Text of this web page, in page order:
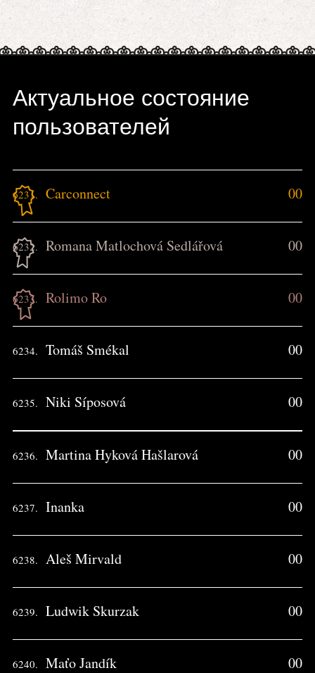
Актуальное состояние
пользователей
6231. Carconnect 00
6232. Romana Matlochová Sedlářová 00
6233. Rolimo Ro 00
6234. Tomáš Smékal 00
6235. Niki Síposová 00
6236. Martina Hyková Hašlarová 00
6237. Inanka 00
6238. Aleš Mirvald 00
6239. Ludwik Skurzak 00
6240. Maťo Jandík 00